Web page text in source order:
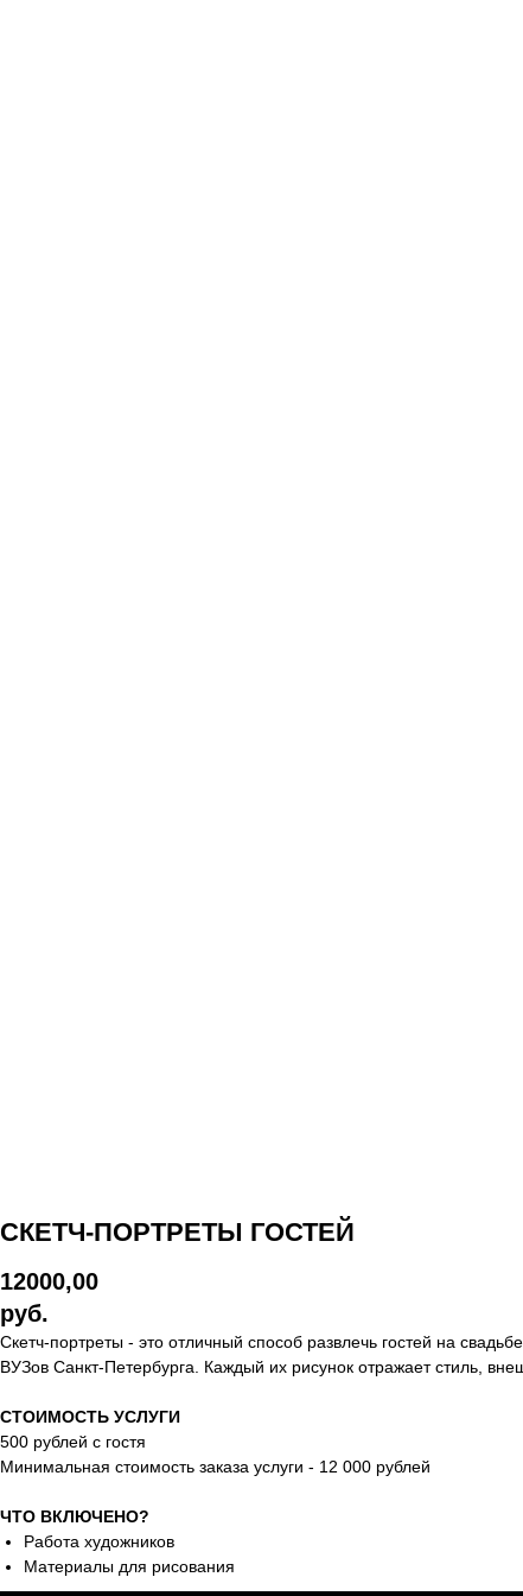
СКЕТЧ-ПОРТРЕТЫ ГОСТЕЙ
12000,00
руб.
Скетч-портреты - это отличный способ развлечь гостей на
ВУЗов Санкт-Петербурга. Каждый их рисунок отражает стиль,
СТОИМОСТЬ УСЛУГИ
500 рублей с гостя
Минимальная стоимость заказа услуги - 12 000 рублей
ЧТО ВКЛЮЧЕНО?
Работа художников
Материалы для рисования